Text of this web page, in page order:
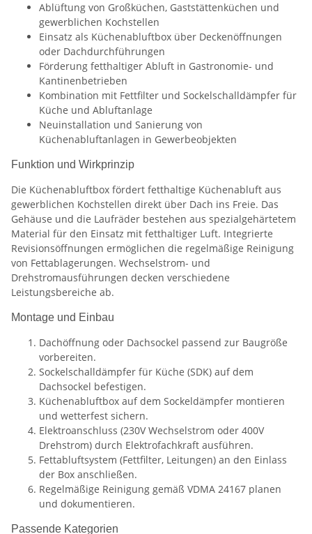
Ablüftung von Großküchen, Gaststättenküchen und
gewerblichen Kochstellen
Einsatz als Küchenabluftbox über Deckenöffnungen
oder Dachdurchführungen
Förderung fetthaltiger Abluft in Gastronomie- und
Kantinenbetrieben
Kombination mit Fettfilter und Sockelschalldämpfer für
Küche und Abluftanlage
Neuinstallation und Sanierung von
Küchenabluftanlagen in Gewerbeobjekten
Funktion und Wirkprinzip
Die Küchenabluftbox fördert fetthaltige Küchenabluft aus
gewerblichen Kochstellen direkt über Dach ins Freie. Das
Gehäuse und die Laufräder bestehen aus spezialgehärtetem
Material für den Einsatz mit fetthaltiger Luft. Integrierte
Revisionsöffnungen ermöglichen die regelmäßige Reinigung
von Fettablagerungen. Wechselstrom- und
Drehstromausführungen decken verschiedene
Leistungsbereiche ab.
Montage und Einbau
Dachöffnung oder Dachsockel passend zur Baugröße
vorbereiten.
Sockelschalldämpfer für Küche (SDK) auf dem
Dachsockel befestigen.
Küchenabluftbox auf dem Sockeldämpfer montieren
und wetterfest sichern.
Elektroanschluss (230V Wechselstrom oder 400V
Drehstrom) durch Elektrofachkraft ausführen.
Fettabluftsystem (Fettfilter, Leitungen) an den Einlass
der Box anschließen.
Regelmäßige Reinigung gemäß VDMA 24167 planen
und dokumentieren.
Passende Kategorien